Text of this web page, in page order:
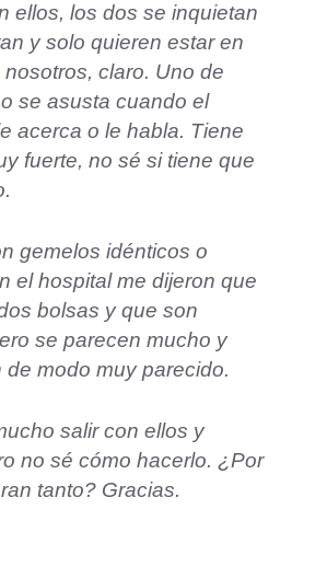
ellos, los dos se inquietan
y solo quieren estar en
claro. Uno de
se asusta cuando el
acerca o le habla. Tiene
fuerte, no sé si tiene que
gemelos idénticos o
el hospital me dijeron que
bolsas y que son
se parecen mucho y
de modo muy parecido.
salir con ellos y
no sé cómo hacerlo. ¿Por
tanto? Gracias.